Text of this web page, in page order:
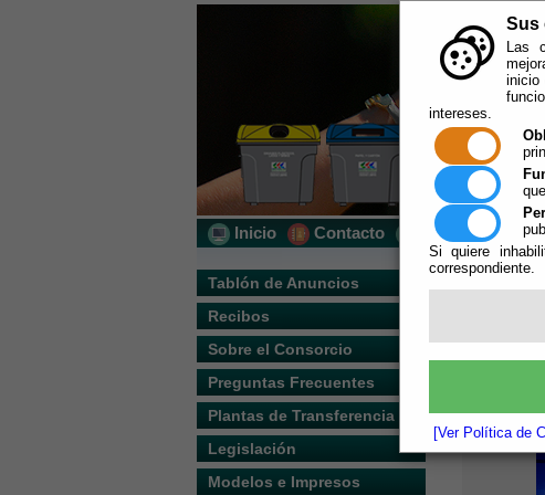
Sus
Las
inicio
intereses.
Si quiere
correspondiente.
[Ver Política de
Inicio Contacto Localización
Tablón de Anuncios
Recibos
Sobre el Consorcio
Preguntas Frecuentes
Plantas de Transferencia
Legislación
Modelos e Impresos
Usted se